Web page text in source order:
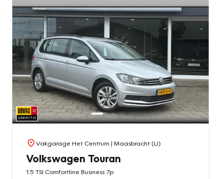
Vakgarage Het Centrum | Maasbracht (LI)
Volkswagen Touran
1.5 TSI Comfortline Business 7p